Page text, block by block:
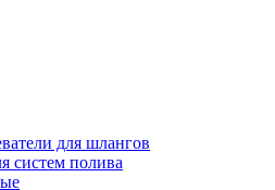
для шлангов
систем полива